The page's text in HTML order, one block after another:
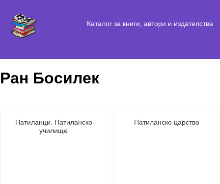
Каталог за книги, автори и издателства
Ран Босилек
Патиланци. Патиланско
училище
Патиланско царство